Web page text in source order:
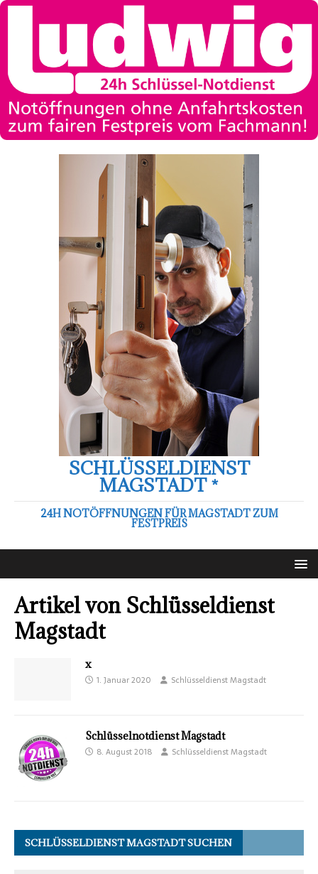
SCHLÜSSELDIENST
MAGSTADT *
24H NOTÖFFNUNGEN FÜR MAGSTADT ZUM
FESTPREIS
Artikel von Schlüsseldienst
Magstadt
x
1. Januar 2020 Schlüsseldienst Magstadt
Schlüsselnotdienst Magstadt
8. August 2018 Schlüsseldienst Magstadt
SCHLÜSSELDIENST MAGSTADT SUCHEN